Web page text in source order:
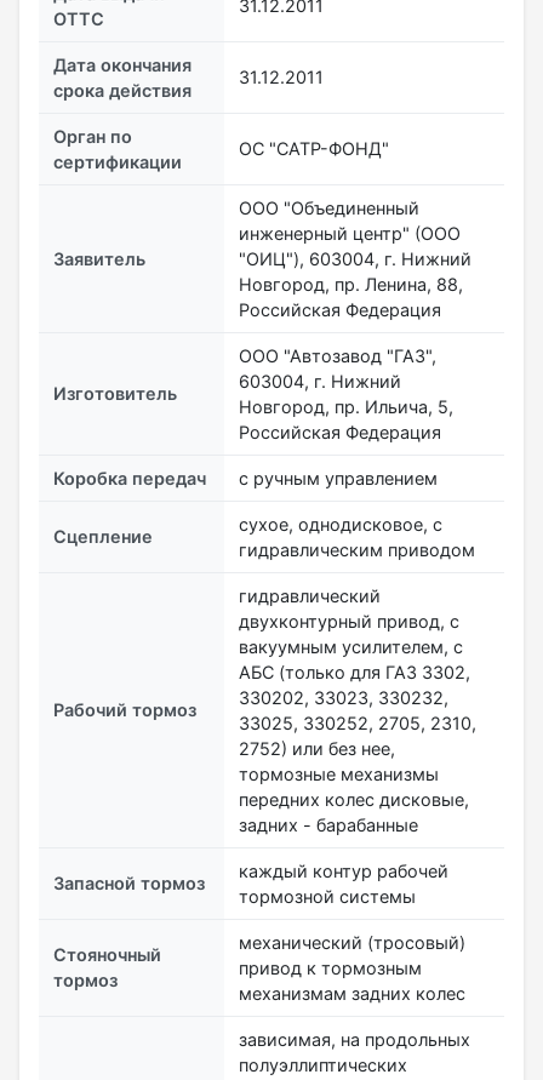
ОТТС
31.12.2011
Дата окончания
срока действия
31.12.2011
Орган по
сертификации
ОС "САТР-ФОНД"
Заявитель
ООО "Объединенный
инженерный центр" (ООО
"ОИЦ"), 603004, г. Нижний
Новгород, пр. Ленина, 88,
Российская Федерация
Изготовитель
ООО "Автозавод "ГАЗ",
603004, г. Нижний
Новгород, пр. Ильича, 5,
Российская Федерация
Коробка передач с ручным управлением
Сцепление
сухое, однодисковое, с
гидравлическим приводом
Рабочий тормоз
гидравлический
двухконтурный привод, с
вакуумным усилителем, с
АБС (только для ГАЗ 3302,
330202, 33023, 330232,
33025, 330252, 2705, 2310,
2752) или без нее,
тормозные механизмы
передних колес дисковые,
задних - барабанные
Запасной тормоз
каждый контур рабочей
тормозной системы
Стояночный
тормоз
механический (тросовый)
привод к тормозным
механизмам задних колес
зависимая, на продольных
полуэллиптических